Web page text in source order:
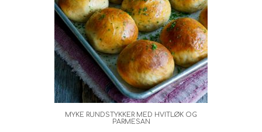
MYKE RUNDSTYKKER MED HVITLØK OG
PARMESAN